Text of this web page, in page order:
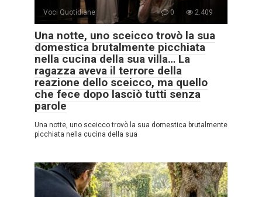
Voci Quotidiane 0 2.409
Una notte, uno sceicco trovò la sua
domestica brutalmente picchiata
nella cucina della sua villa… La
ragazza aveva il terrore della
reazione dello sceicco, ma quello
che fece dopo lasciò tutti senza
parole
Una notte, uno sceicco trovò la sua domestica brutalmente
picchiata nella cucina della sua